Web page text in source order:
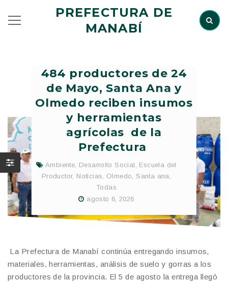
PREFECTURA DE
MANABÍ
484 productores de 24
de Mayo, Santa Ana y
Olmedo reciben insumos
y herramientas
agrícolas de la
Prefectura
Ambiente, Desarrollo Social , Escuela del
Productor, Noticias, Olmedo,Santa ana,
Todas
agosto 6, 2026
La Prefectura de Manabí continúa entregando insumos,
materiales, herramientas, análisis de suelo y gorras a los
productores de la provincia. El 5 de agosto la entrega llegó